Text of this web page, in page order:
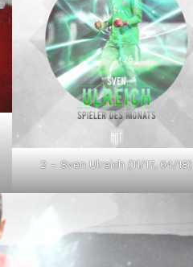
2 – Sven Ulreich (11/17, 04/18)